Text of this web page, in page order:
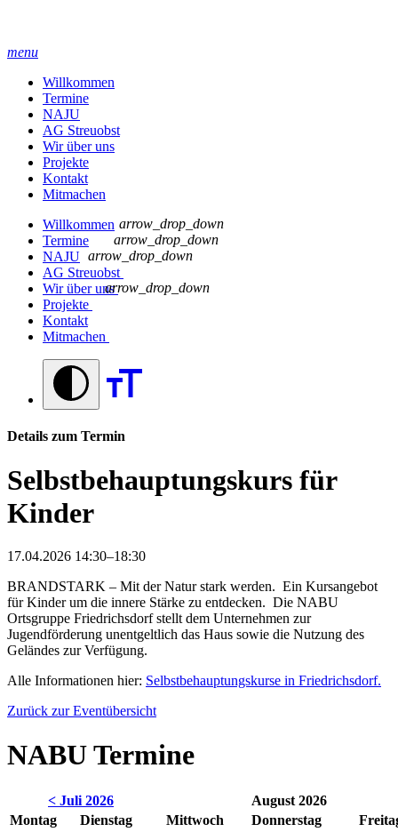
menu
Willkommen
Termine
NAJU
AG Streuobst
Wir über uns
Projekte
Kontakt
Mitmachen
Willkommen
Termine
NAJU
AG Streuobst
arrow_drop_down
Wir über uns
arrow_drop_down
Projekte
arrow_drop_down
Kontakt
Mitmachen
arrow_drop_down
Details zum Termin
Selbstbehauptungskurs für
Kinder
17.04.2026 14:30–18:30
BRANDSTARK – Mit der Natur stark werden. Ein Kursangebot
für Kinder um die innere Stärke zu entdecken. Die NABU
Ortsgruppe Friedrichsdorf stellt dem Unternehmen zur
Jugendförderung unentgeltlich das Haus sowie die Nutzung des
Geländes zur Verfügung.
Alle Informationen hier: Selbstbehauptungskurse in Friedrichsdorf.
Zurück zur Eventübersicht
NABU Termine
< Juli 2026
August 2026
Montag
Dienstag Mittwoch Donnerstag